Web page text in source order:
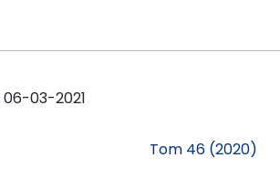
06-03-2021
Tom 46 (2020)